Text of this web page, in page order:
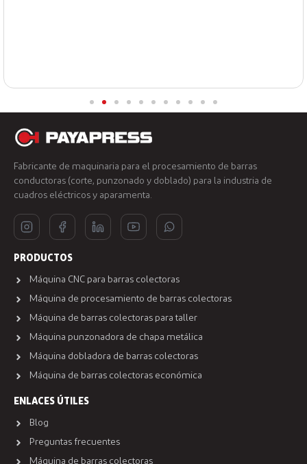
Fabricante de maquinaria para el procesamiento de barras
conductoras (corte, punzonado y doblado) para la industria de
cuadros eléctricos y aparamenta.
PRODUCTOS
Máquina CNC para barras colectoras
Máquina de procesamiento de barras colectoras
Máquina de barras colectoras para taller
Máquina punzonadora de chapa metálica
Máquina dobladora de barras colectoras
Máquina de barras colectoras económica
ENLACES ÚTILES
Blog
Preguntas frecuentes
Máquina de barras colectoras